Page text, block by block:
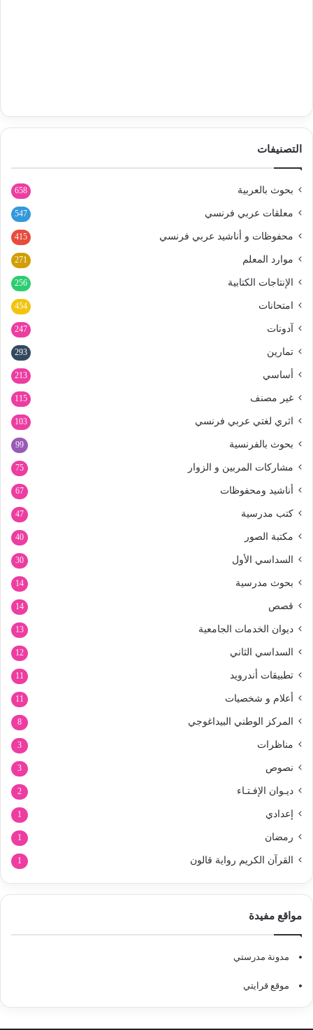
التصنيفات
بحوث بالعربية 658
معلقات عربي فرنسي 547
محفوظات و أناشيد عربي فرنسي 415
موارد المعلم 271
الإنتاجات الكتابية 256
امتحانات 454
آدونات 247
تمارين 293
أساسي 213
غير مصنف 115
اثري لغتي عربي فرنسي 103
بحوث بالفرنسية 99
مشاركات المربين و الزوار 75
أناشيد ومحفوظات 67
كتب مدرسية 47
مكتبة الصور 40
السداسي الأول 30
بحوث مدرسية 14
قصص 14
ديوان الخدمات الجامعية 13
السداسي الثاني 12
تطبيقات أندرويد 11
أعلام و شخصيات 11
المركز الوطني البيداغوجي 8
مناظرات 3
نصوص 3
ديـوان الإفـتـاء 2
إعدادي 1
رمضان 1
القرآن الكريم رواية قالون 1
مواقع مفيدة
مدونة مدرستي
موقع قرايتي